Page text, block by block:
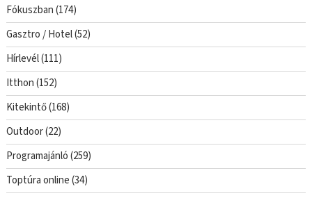
Fókuszban(174)
Gasztro / Hotel(52)
Hírlevél(111)
Itthon(152)
Kitekintő(168)
Outdoor(22)
Programajánló(259)
Toptúra online(34)